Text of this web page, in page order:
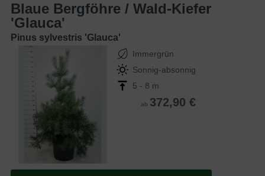
Blaue Bergföhre / Wald-Kiefer
'Glauca'
Pinus sylvestris 'Glauca'
Immergrün
Sonnig-absonnig
5 - 8 m
ab 372,90 €